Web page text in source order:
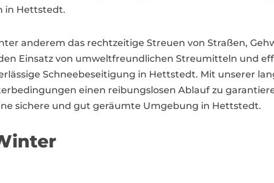
in Hettstedt.
anderem das rechtzeitige Streuen von Straßen,
Einsatz von umweltfreundlichen Streumitteln und
Schneebeseitigung in Hettstedt. Mit unserer
einen reibungslosen Ablauf zu
sichere und gut geräumte Umgebung in Hettstedt.